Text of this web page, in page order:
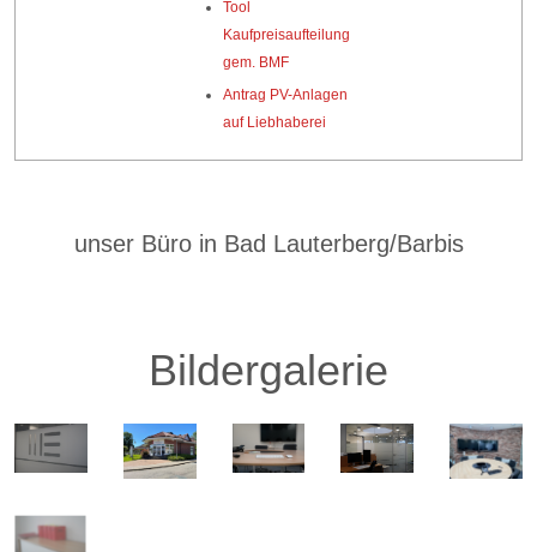
Tool
Kaufpreisaufteilung
gem. BMF
Antrag PV-Anlagen
auf Liebhaberei
unser Büro in Bad Lauterberg/Barbis
Bildergalerie